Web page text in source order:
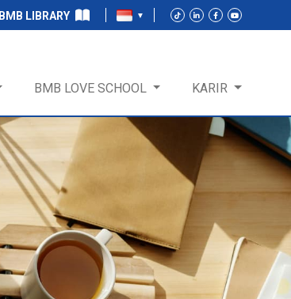
BMB LIBRARY
BMB LOVE SCHOOL KARIR